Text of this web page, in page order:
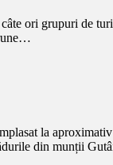
ori grupuri de
la
din munții